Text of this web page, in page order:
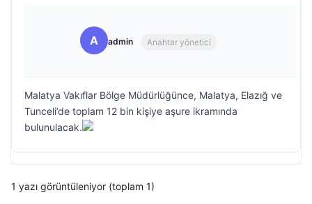
A admin Anahtar yönetici
Malatya Vakıflar Bölge Müdürlüğünce, Malatya, Elazığ ve
Tunceli’de toplam 12 bin kişiye aşure ikramında
bulunulacak.
1 yazı görüntüleniyor (toplam 1)